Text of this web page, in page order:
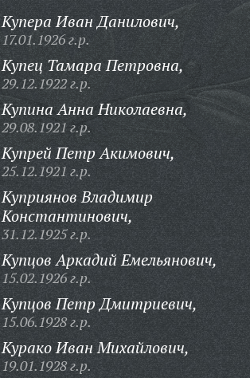
Купера Иван Данилович,
17.01.1926 г.р.
Купец Тамара Петровна,
29.12.1922 г.р.
Купина Анна Николаевна,
29.08.1921 г.р.
Купрей Петр Акимович,
25.12.1921 г.р.
Куприянов Владимир
Константинович,
31.12.1925 г.р.
Купцов Аркадий Емельянович,
15.02.1926 г.р.
Купцов Петр Дмитриевич,
15.06.1928 г.р.
Курако Иван Михайлович,
19.01.1928 г.р.